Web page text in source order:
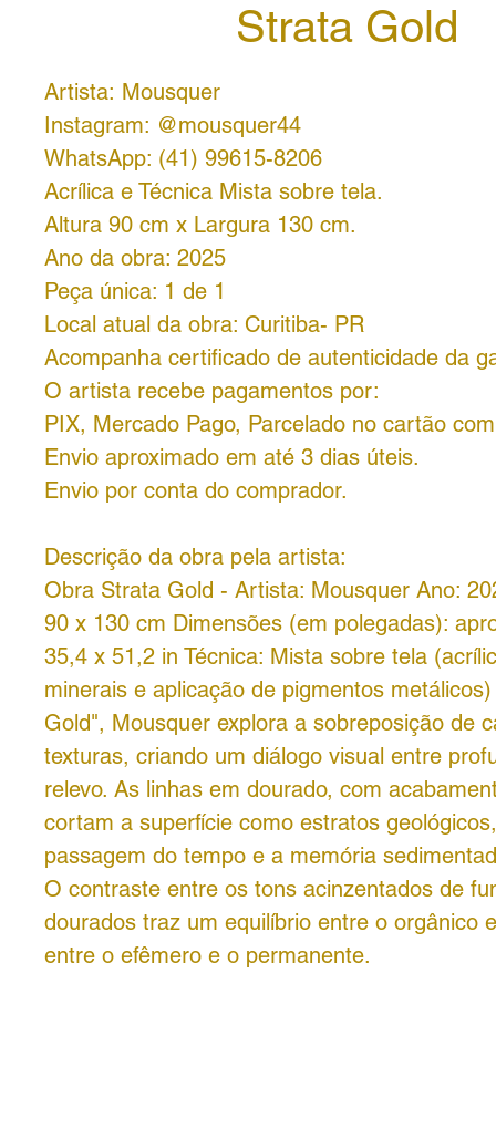
Strata Gold
Artista: Mousquer
Instagram: @mousquer44
WhatsApp: (41) 99615-8206
Acrílica e Técnica Mista sobre tela.
Altura 90 cm x Largura 130 cm.
Ano da obra: 2025
Peça única: 1 de 1
Local atual da obra: Curitiba- PR
Acompanha certificado de autenticidade da
O artista recebe pagamentos por:
PIX, Mercado Pago, Parcelado no cartão
Envio aproximado em até 3 dias úteis.
Envio por conta do comprador.
Descrição da obra pela artista:
Obra Strata Gold - Artista: Mousquer Ano:
90 x 130 cm Dimensões (em polegadas):
35,4 x 51,2 in Técnica: Mista sobre tela
minerais e aplicação de pigmentos
Gold", Mousquer explora a sobreposição de
texturas, criando um diálogo visual entre
relevo. As linhas em dourado, com
cortam a superfície como estratos
passagem do tempo e a memória
O contraste entre os tons acinzentados de
dourados traz um equilíbrio entre o orgânico
entre o efêmero e o permanente.